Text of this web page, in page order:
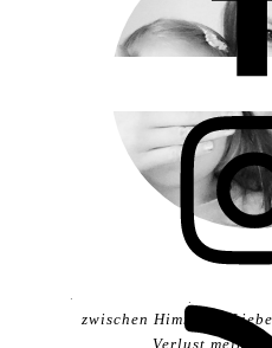
Hier schreibe ich,
Mädchenmama (*2012 &
zwischen Himmel &
Verlust meines